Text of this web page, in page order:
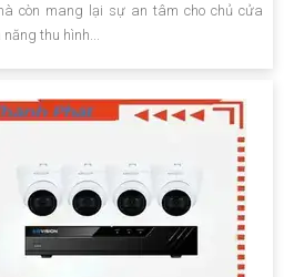
còn mang lại sự an tâm cho chủ cửa
thu hình...